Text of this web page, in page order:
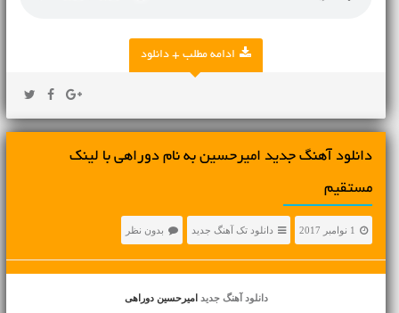
ادامه مطلب + دانلود
دانلود آهنگ جديد امیرحسین به نام دوراهی با لینک
مستقیم
1 نوامبر 2017 دانلود تک آهنگ جدید بدون نظر
دانلود آهنگ جدید امیرحسین دوراهی